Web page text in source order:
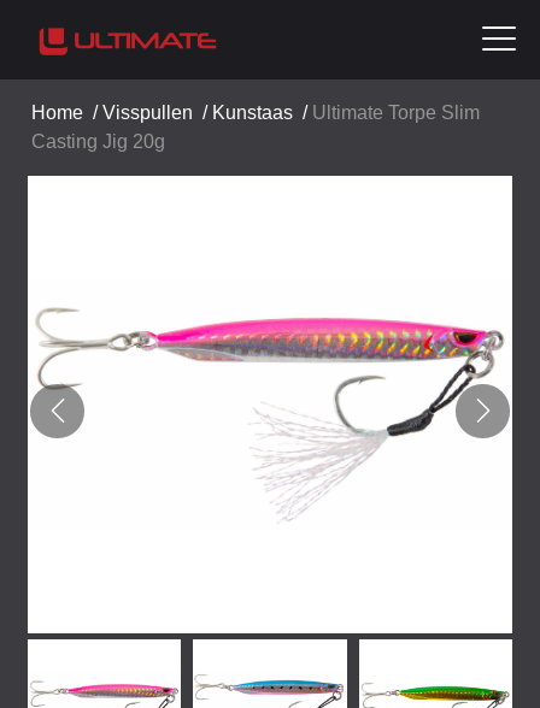
Home /Visspullen / Kunstaas / Ultimate Torpe Slim
Casting Jig 20g